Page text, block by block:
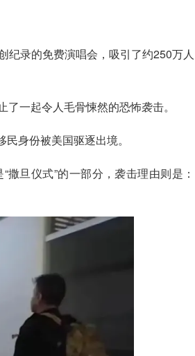
纪录的免费演唱会，吸引了约250万人
一起令人毛骨悚然的恐怖袭击。
身份被美国驱逐出境。
“撒旦仪式”的一部分，袭击理由则是：